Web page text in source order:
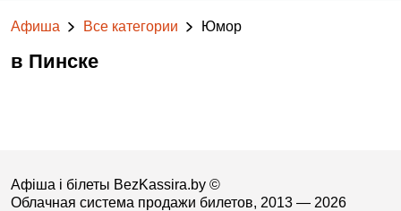
Афиша Все категории Юмор
в Пинске
Афіша і білеты BezKassira.by ©
Облачная система продажи билетов, 2013 — 2026